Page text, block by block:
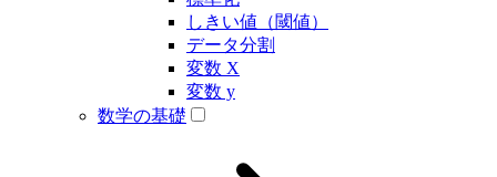
しきい値（閾値）
データ分割
変数 X
変数 y
数学の基礎